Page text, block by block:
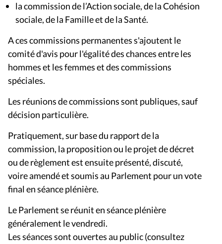
la commission de l’Action sociale, de la Cohésion
sociale, de la Famille et de la Santé.
A ces commissions permanentes s'ajoutent le
comité d'avis pour l'égalité des chances entre les
hommes et les femmes et des commissions
spéciales.
Les réunions de commissions sont publiques, sauf
décision particulière.
Pratiquement, sur base du rapport de la
commission, la proposition ou le projet de décret
ou de règlement est ensuite présenté, discuté,
voire amendé et soumis au Parlement pour un vote
final en séance plénière.
Le Parlement se réunit en séance plénière
généralement le vendredi.
Les séances sont ouvertes au public (consultez